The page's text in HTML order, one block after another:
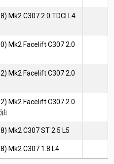
Mk2 C307 2.0 TDCI L4
Mk2 Facelift C307 2.0
Mk2 Facelift C307 2.0
Mk2 Facelift C307 2.0
Mk2 C307 ST 2.5 L5
Mk2 C307 1.8 L4